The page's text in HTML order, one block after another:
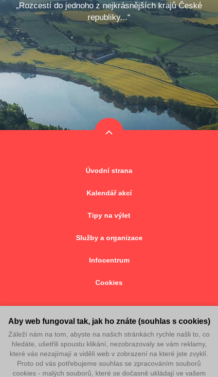
„Rozcestí do jednoho z nejkrásnějších krajů České
republiky...“
Úvodní strana
Kalendář akcí
Tipy na výlet
Služby a organizace
Infocentrum
Cookies
© 2026 oficiální stránky volnočasového portálu města
Červený Kostelec
Aby web fungoval tak, jak ho znáte (souhlas s cookies)
Záleží nám na tom, abyste na našich stránkách rychle našli to, co
hledáte, ušetřili spoustu klikání, nezobrazovaly se vám reklamy,
které vás nezajímají a viděli web v zobrazení na které jste zvyklí.
Proto od vás potřebujeme souhlas se zpracováním souborů
cookies - malých souborů, které se dočasně ukládají ve vašem